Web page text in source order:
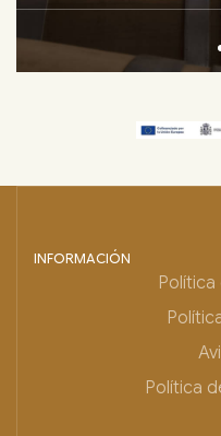
INFORMACIÓN
Política